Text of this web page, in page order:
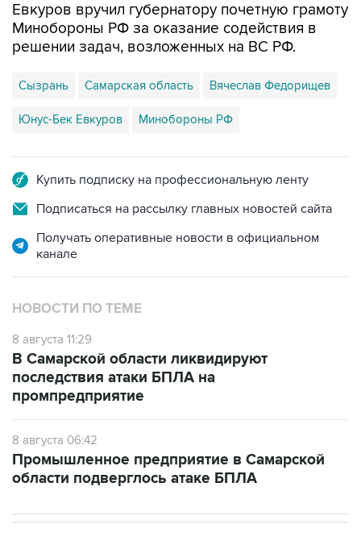
Евкуров вручил губернатору почетную грамоту
Минобороны РФ за оказание содействия в
решении задач, возложенных на ВС РФ.
Сызрань Самарская область Вячеслав Федорищев
Юнус-Бек Евкуров Минобороны РФ
Купить подписку на профессиональную ленту
Подписаться на рассылку главных новостей сайта
Получать оперативные новости в официальном
канале
НОВОСТИ ПО ТЕМЕ
8 августа 11:29
В Самарской области ликвидируют
последствия атаки БПЛА на
промпредприятие
8 августа 06:42
Промышленное предприятие в Самарской
области подверглось атаке БПЛА